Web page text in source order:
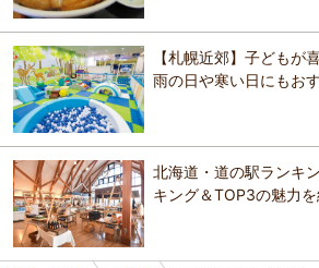
丘珠空港（札幌飛行場）
石狩・空知・千歳
稚内・留萌
ニセコ・ルスツ
日高・えりも
離島（利尻・礼文・天売・焼尻）
十勝岳温泉 湯元 凌雲閣
Rising Sun Furano
大地の宿 じょう舎
十勝岳温泉 湯元 凌雲閣
Rising Sun Furano
大地の宿 じょう舎
ホテルナトゥールヴァルト富良野
石邸 富良野
【札幌近郊】子どもが
雨の日や寒い日にもお
北海道・道の駅ランキ
キング＆TOP3の魅力